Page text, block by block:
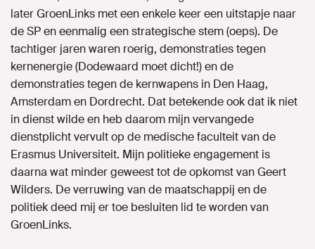
later GroenLinks met een enkele keer een uitstapje naar
de SP en eenmalig een strategische stem (oeps). De
tachtiger jaren waren roerig, demonstraties tegen
kernenergie (Dodewaard moet dicht!) en de
demonstraties tegen de kernwapens in Den Haag,
Amsterdam en Dordrecht. Dat betekende ook dat ik niet
in dienst wilde en heb daarom mijn vervangede
dienstplicht vervult op de medische faculteit van de
Erasmus Universiteit. Mijn politieke engagement is
daarna wat minder geweest tot de opkomst van Geert
Wilders. De verruwing van de maatschappij en de
politiek deed mij er toe besluiten lid te worden van
GroenLinks.